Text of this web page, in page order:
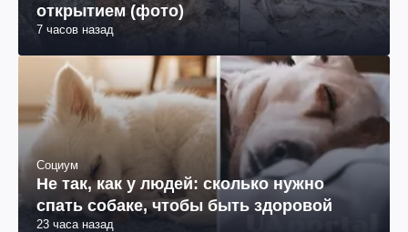
открытием (фото)
7 часов назад
Социум
Не так, как у людей: сколько нужно
спать собаке, чтобы быть здоровой
23 часа назад